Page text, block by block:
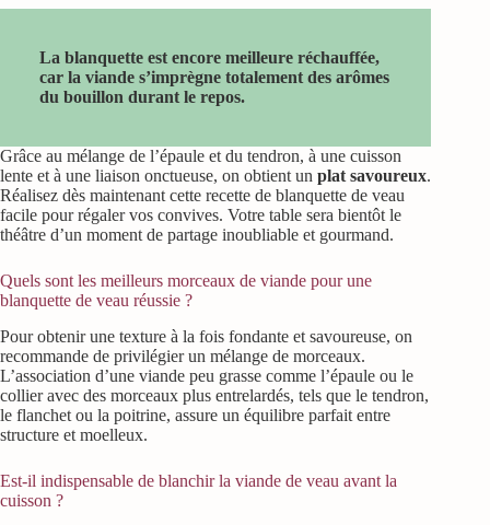
La blanquette est encore meilleure réchauffée,
car la viande s’imprègne totalement des arômes
du bouillon durant le repos.
Grâce au mélange de l’épaule et du tendron, à une cuisson
lente et à une liaison onctueuse, on obtient un plat savoureux.
Réalisez dès maintenant cette recette de blanquette de veau
facile pour régaler vos convives. Votre table sera bientôt le
théâtre d’un moment de partage inoubliable et gourmand.
Quels sont les meilleurs morceaux de viande pour une
blanquette de veau réussie ?
Pour obtenir une texture à la fois fondante et savoureuse, on
recommande de privilégier un mélange de morceaux.
L’association d’une viande peu grasse comme l’épaule ou le
collier avec des morceaux plus entrelardés, tels que le tendron,
le flanchet ou la poitrine, assure un équilibre parfait entre
structure et moelleux.
Est-il indispensable de blanchir la viande de veau avant la
cuisson ?